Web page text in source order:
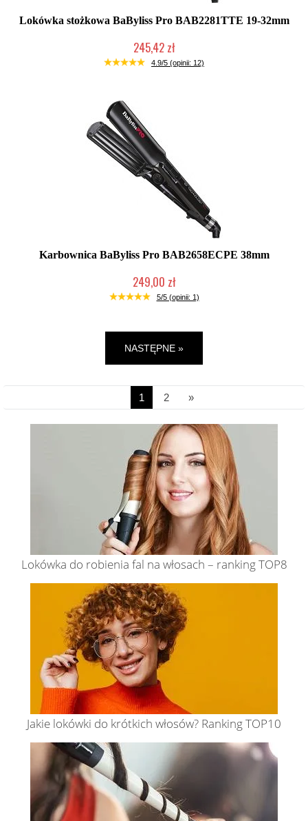
Lokówka stożkowa BaByliss Pro BAB2281TTE 19-32mm
245,42 zł
Chwilowo niedostępny
4.9/5 (opinii: 12)
Karbownica BaByliss Pro BAB2658ECPE 38mm
249,00 zł
Chwilowo niedostępny
5/5 (opinii: 1)
NASTĘPNE »
1 2 »
Lokówka do robienia fal na włosach – ranking TOP8
Jakie lokówki do krótkich włosów? Ranking TOP10